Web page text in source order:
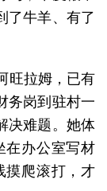
了牛羊、有了
旺拉姆，已有
务岗到驻村一
决难题。她体
在办公室写材
摸爬滚打，才